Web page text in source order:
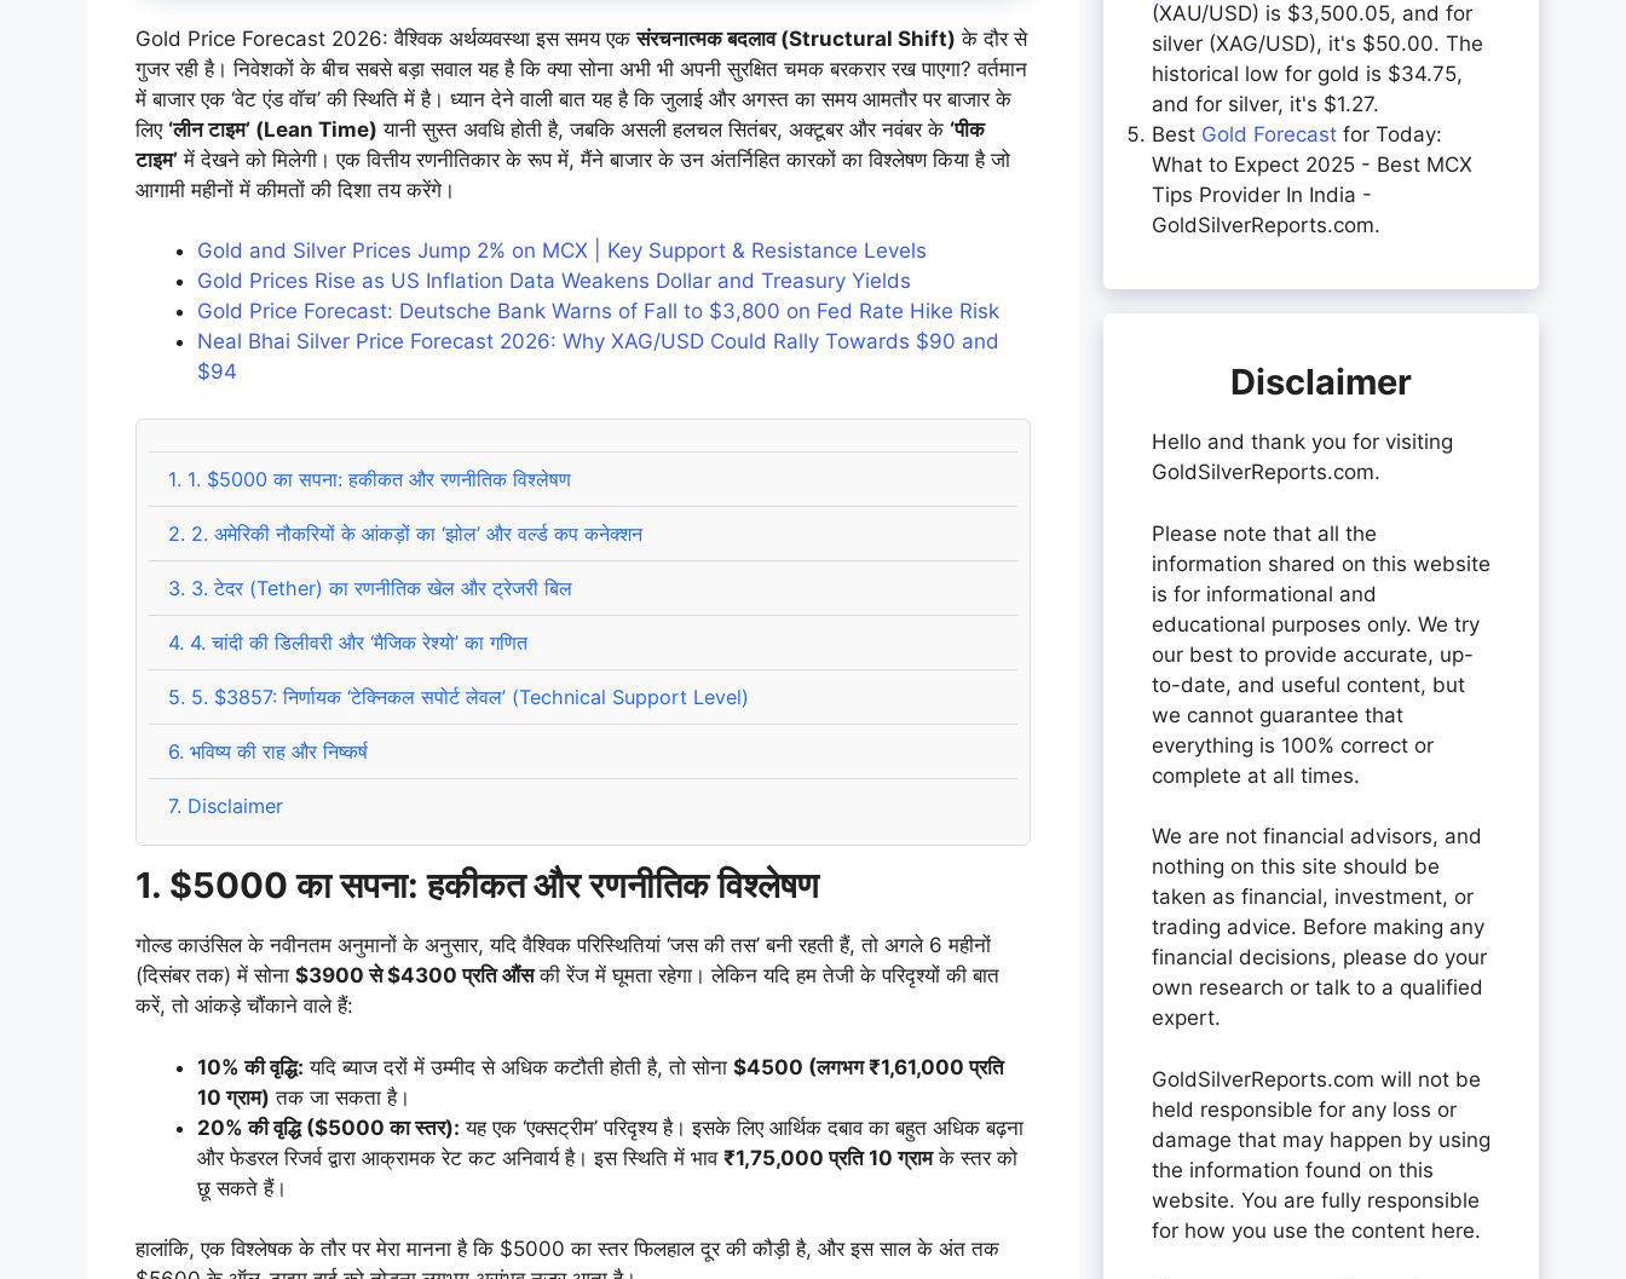
Gold Price Forecast 2026: वैश्विक अर्थव्यवस्था इस समय एकसंरचनात्मक बदलाव (Structural Shift) के दौर से
गुजर रही है। निवेशकों के बीच सबसे बड़ा सवाल यह है कि क्या सोना अभी भी अपनी सुरक्षित चमक बरकरार रख पाएगा? वर्तमान
में बाजार एक ‘वेट एंड वॉच’ की स्थिति में है। ध्यान देने वाली बात यह है कि जुलाई और अगस्त का समय आमतौर पर बाजार के
लिए ‘लीन टाइम’ (Lean Time) यानी सुस्त अवधि होती है, जबकि असली हलचल सितंबर, अक्टूबर और नवंबर के ‘पीक
टाइम’ में देखने को मिलेगी। एक वित्तीय रणनीतिकार के रूप में, मैंने बाजार के उन अंतर्निहित कारकों का विश्लेषण किया है जो
आगामी महीनों में कीमतों की दिशा तय करेंगे।
Gold and Silver Prices Jump 2% on MCX | Key Support & Resistance Levels
Gold Prices Rise as US Inflation Data Weakens Dollar and Treasury Yields
Gold Price Forecast: Deutsche Bank Warns of Fall to $3,800 on Fed Rate Hike Risk
Neal Bhai Silver Price Forecast 2026: Why XAG/USD Could Rally Towards $90 and
$94
1. 1. $5000 का सपना: हकीकत और रणनीतिक विश्लेषण
2. 2. अमेरिकी नौकरियों के आंकड़ों का ‘झोल’ और वर्ल्ड कप कनेक्शन
3. 3. टेदर (Tether) का रणनीतिक खेल और ट्रेजरी बिल
4. 4. चांदी की डिलीवरी और ‘मैजिक रेश्यो’ का गणित
5. 5. $3857: निर्णायक ‘टेक्निकल सपोर्ट लेवल’ (Technical Support Level)
6. भविष्य की राह और निष्कर्ष
7. Disclaimer
1. $5000 का सपना: हकीकत और रणनीतिक विश्लेषण
गोल्ड काउंसिल के नवीनतम अनुमानों के अनुसार, यदि वैश्विक परिस्थितियां ‘जस की तस’ बनी रहती हैं, तो अगले 6 महीनों
(दिसंबर तक) में सोना $3900 से $4300 प्रति औंसकी रेंज में घूमता रहेगा। लेकिन यदि हम तेजी के परिदृश्यों की बात
करें, तो आंकड़े चौंकाने वाले हैं:
10% की वृद्धि: यदि ब्याज दरों में उम्मीद से अधिक कटौती होती है, तो सोना $4500 (लगभग ₹1,61,000 प्रति
10 ग्राम) तक जा सकता है।
20% की वृद्धि ($5000 का स्तर): यह एक ‘एक्सट्रीम’ परिदृश्य है। इसके लिए आर्थिक दबाव का बहुत अधिक बढ़ना
और फेडरल रिजर्व द्वारा आक्रामक रेट कट अनिवार्य है। इस स्थिति में भाव ₹1,75,000 प्रति 10 ग्रामके स्तर को
छू सकते हैं।
हालांकि, एक विश्लेषक के तौर पर मेरा मानना है कि $5000 का स्तर फिलहाल दूर की कौड़ी है, और इस साल के अंत तक
(XAU/USD) is $3,500.05, and for
silver (XAG/USD), it's $50.00. The
historical low for gold is $34.75,
and for silver, it's $1.27.
Best Gold Forecast for Today:
What to Expect 2025 - Best MCX
Tips Provider In India -
GoldSilverReports.com.
Disclaimer
Hello and thank you for visiting
GoldSilverReports.com.
Please note that all the
information shared on this website
is for informational and
educational purposes only. We try
our best to provide accurate, up-
to-date, and useful content, but
we cannot guarantee that
everything is 100% correct or
complete at all times.
We are not financial advisors, and
nothing on this site should be
taken as financial, investment, or
trading advice. Before making any
financial decisions, please do your
own research or talk to a qualified
expert.
GoldSilverReports.com will not be
held responsible for any loss or
damage that may happen by using
the information found on this
website. You are fully responsible
for how you use the content here.